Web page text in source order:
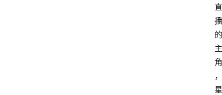
直
播
的
主
角
，
星